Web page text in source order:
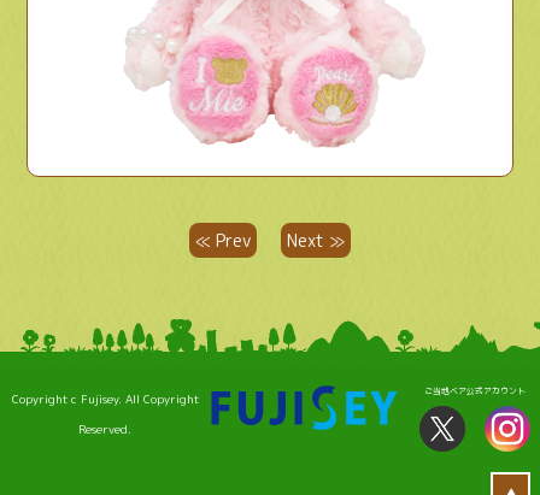
≪ Prev Next ≫
ご当地ベア公式アカウント
Copyright c Fujisey. All Copyright
Reserved.